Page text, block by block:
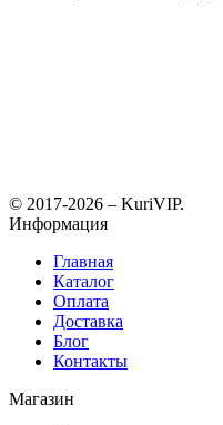
© 2017-2026 – KuriVIP.
Информация
Главная
Каталог
Оплата
Доставка
Блог
Контакты
Магазин